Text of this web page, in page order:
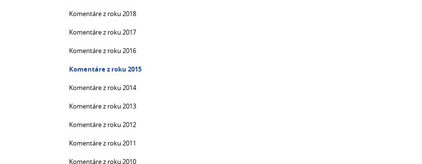
Komentáre z roku 2018
Komentáre z roku 2017
Komentáre z roku 2016
Komentáre z roku 2015
Komentáre z roku 2014
Komentáre z roku 2013
Komentáre z roku 2012
Komentáre z roku 2011
Komentáre z roku 2010